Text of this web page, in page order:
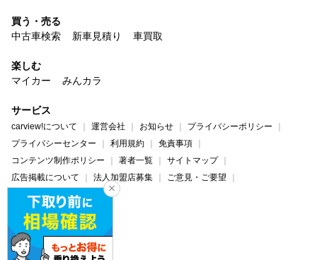
買う・売る
中古車検索
新車見積り 車買取
楽しむ
マイカー
みんカラ
サービス
carview!について 運営会社 お知らせ
プライバシーポリシー
プライバシーセンター
利用規約
免責事項
コンテンツ制作ポリシー
著者一覧
サイトマップ
広告掲載について
法人加盟店募集
ご意見・ご要望
ヘルプ・お問い合わせ
carview! Yahoo! JAPAN